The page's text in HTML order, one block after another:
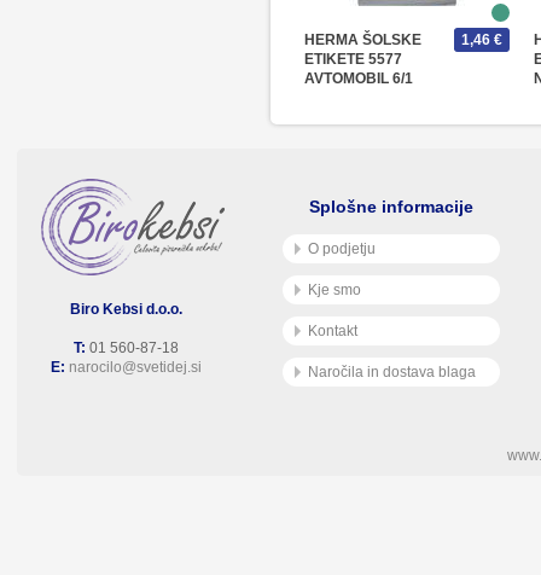
HERMA ŠOLSKE
ETIKETE 5577
AVTOMOBIL 6/1
1,46 €
Biro Kebsi d.o.o.
T: 01 560-87-18
E: narocilo@svetidej.si
Splošne informacije
O podjetju
Kje smo
Kontakt
Naročila in dostava blaga